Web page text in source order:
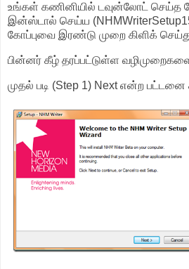
உங்கள் கணினியில் டவுன்லோட் செய்த
இன்ஸ்டால் செய்ய
கோப்புவை இரண்டு முறை கிளிக்
பின்னர் கீழ் தரப்பட்டுள்ள வழிமுறைகளை
முதல் படி (Step 1) Next என்ற பட்டனை